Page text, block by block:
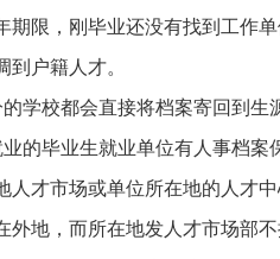
期限，刚毕业还没有找到工作
户籍人才。
学校都会直接将档案寄回到生
的毕业生就业单位有人事档
人才市场或单位所在地的人才中
外地，而所在地发人才市场部